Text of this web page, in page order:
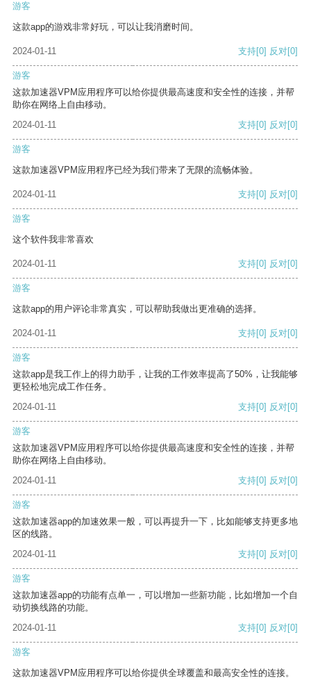
游客
这款app的游戏非常好玩，可以让我消磨时间。
2024-01-11 支持[0] 反对[0]
游客
这款加速器VPM应用程序可以给你提供最高速度和安全性的连接，并帮
助你在网络上自由移动。
2024-01-11
支持[0] 反对[0]
游客
这款加速器VPM应用程序已经为我们带来了无限的流畅体验。
2024-01-11 支持[0] 反对[0]
游客
这个软件我非常喜欢
2024-01-11 支持[0] 反对[0]
游客
这款app的用户评论非常真实，可以帮助我做出更准确的选择。
2024-01-11 支持[0] 反对[0]
游客
这款app是我工作上的得力助手，让我的工作效率提高了50%，让我能够
更轻松地完成工作任务。
2024-01-11
支持[0] 反对[0]
游客
这款加速器VPM应用程序可以给你提供最高速度和安全性的连接，并帮
助你在网络上自由移动。
2024-01-11
支持[0] 反对[0]
游客
这款加速器app的加速效果一般，可以再提升一下，比如能够支持更多地
区的线路。
2024-01-11
支持[0] 反对[0]
游客
这款加速器app的功能有点单一，可以增加一些新功能，比如增加一个自
动切换线路的功能。
2024-01-11
支持[0] 反对[0]
游客
这款加速器VPM应用程序可以给你提供全球覆盖和最高安全性的连接。